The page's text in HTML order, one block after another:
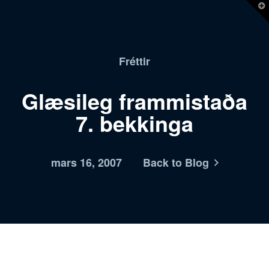
Fréttir
Glæsileg frammistaða
7. bekkinga
mars 16, 2007 Back to Blog